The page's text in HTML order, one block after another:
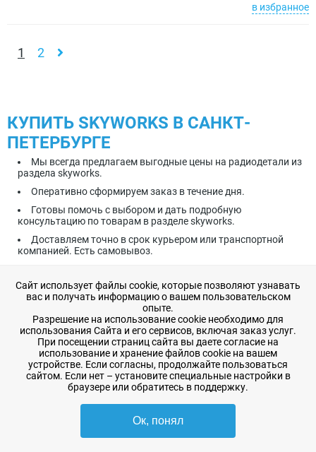
в избранное
1 2
КУПИТЬ SKYWORKS В САНКТ-
ПЕТЕРБУРГЕ
Мы всегда предлагаем выгодные цены на радиодетали из
раздела skyworks.
Оперативно сформируем заказ в течение дня.
Готовы помочь с выбором и дать подробную
консультацию по товарам в разделе skyworks.
Доставляем точно в срок курьером или транспортной
компанией. Есть самовывоз.
skyworks.
Предлагаем радиодетали зарубежного и отечественного
производства. В нашем каталоге более 30 000 наименований.
У нас более 100 предприятий-поставщиков.
В наличии только детали, которые прошли проверку
качества в аттестованных лабораториях на
специализированных стендах.
Быстрый удобный заказ на сайте и по электронной почте
sale@radioelementy.ru.
наших постоянных заказчиков ПАО Силовые машины, ОАО
Сайт использует файлы cookie, которые позволяют узнавать
вас и получать информацию о вашем пользовательском
опыте.
Разрешение на использование cookie необходимо для
использования Сайта и его сервисов, включая заказ услуг.
При посещении страниц сайта вы даете согласие на
использование и хранение файлов cookie на вашем
устройстве. Если согласны, продолжайте пользоваться
сайтом. Если нет – установите специальные настройки в
браузере или обратитесь в поддержку.
Ок, понял